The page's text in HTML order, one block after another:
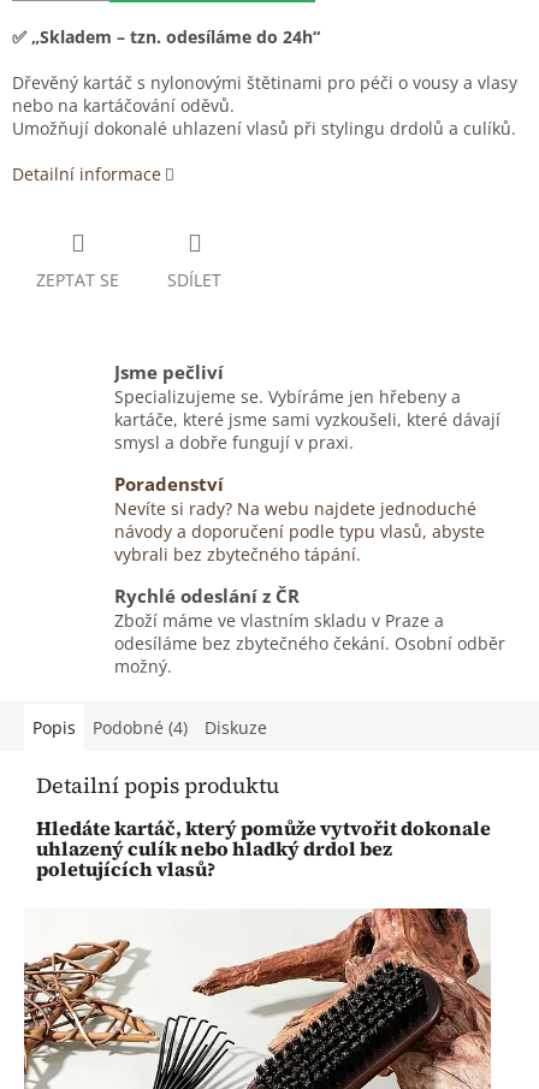
✅ „Skladem – tzn. odesíláme do 24h“
Dřevěný kartáč s nylonovými štětinami pro péči o vousy a vlasy
nebo na kartáčování oděvů.
Umožňují dokonalé uhlazení vlasů při stylingu drdolů a culíků.
Detailní informace
ZEPTAT SE SDÍLET
Jsme pečliví
Specializujeme se. Vybíráme jen hřebeny a
kartáče, které jsme sami vyzkoušeli, které dávají
smysl a dobře fungují v praxi.
Poradenství
Nevíte si rady? Na webu najdete jednoduché
návody a doporučení podle typu vlasů, abyste
vybrali bez zbytečného tápání.
Rychlé odeslání z ČR
Zboží máme ve vlastním skladu v Praze a
odesíláme bez zbytečného čekání. Osobní odběr
možný.
Popis Podobné (4) Diskuze
Detailní popis produktu
Hledáte kartáč, který pomůže vytvořit dokonale
uhlazený culík nebo hladký drdol bez
poletujících vlasů?